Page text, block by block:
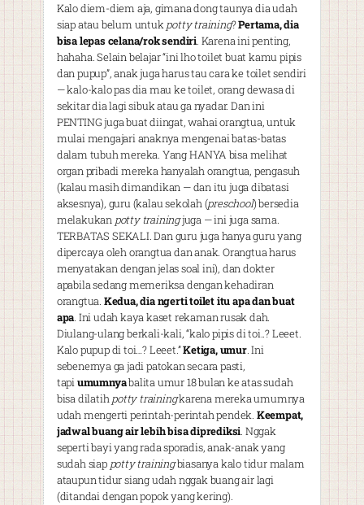
Kalo diem-diem aja, gimana dong taunya dia udah
siap atau belum untukpotty training?Pertama, dia
bisa lepas celana/rok sendiri. Karena ini penting,
hahaha. Selain belajar “ini lho toilet buat kamu pipis
dan pupup”, anak juga harus tau cara ke toilet sendiri
— kalo-kalo pas dia mau ke toilet, orang dewasa di
sekitar dia lagi sibuk atau ga nyadar. Dan ini
PENTING juga buat diingat, wahai orangtua, untuk
mulai mengajari anaknya mengenai batas-batas
dalam tubuh mereka. Yang HANYA bisa melihat
organ pribadi mereka hanyalah orangtua, pengasuh
(kalau masih dimandikan — dan itu juga dibatasi
aksesnya), guru (kalau sekolah (preschool) bersedia
melakukan potty trainingjuga — ini juga sama.
TERBATAS SEKALI. Dan guru juga hanya guru yang
dipercaya oleh orangtua dan anak. Orangtua harus
menyatakan dengan jelas soal ini), dan dokter
apabila sedang memeriksa dengan kehadiran
orangtua. Kedua, dia ngerti toilet itu apa dan buat
apa. Ini udah kaya kaset rekaman rusak dah.
Diulang-ulang berkali-kali, “kalo pipis di toi..? Leeet.
Kalo pupup di toi…? Leeet.”Ketiga, umur. Ini
sebenernya ga jadi patokan secara pasti,
tapiumumnyabalita umur 18 bulan ke atas sudah
bisa dilatihpotty trainingkarena mereka umumnya
udah mengerti perintah-perintah pendek. Keempat,
jadwal buang air lebih bisa diprediksi. Nggak
seperti bayi yang rada sporadis, anak-anak yang
sudah siap potty trainingbiasanya kalo tidur malam
ataupun tidur siang udah nggak buang air lagi
(ditandai dengan popok yang kering).